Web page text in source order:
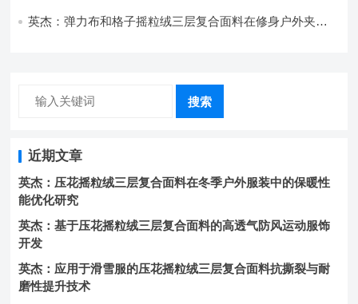
英杰：弹力布和格子摇粒绒三层复合面料在修身户外夹克
搜索
近期文章
英杰：压花摇粒绒三层复合面料在冬季户外服装中的保暖性
能优化研究
英杰：基于压花摇粒绒三层复合面料的高透气防风运动服饰
开发
英杰：应用于滑雪服的压花摇粒绒三层复合面料抗撕裂与耐
磨性提升技术